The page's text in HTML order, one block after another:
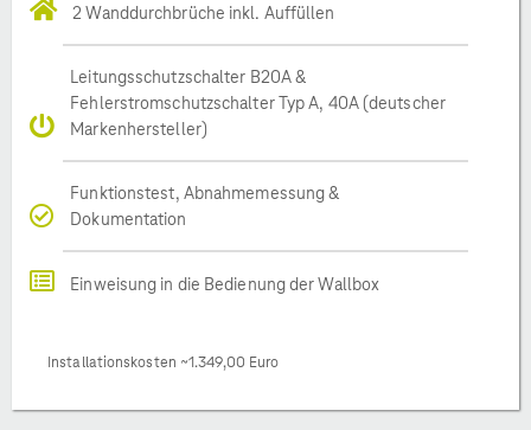
2 Wanddurchbrüche inkl. Auffüllen
Leitungsschutzschalter B20A &
Fehlerstromschutzschalter Typ A, 40A (deutscher
Markenhersteller)
Funktionstest, Abnahmemessung &
Dokumentation
Einweisung in die Bedienung der Wallbox
Installationskosten ~1.349,00 Euro